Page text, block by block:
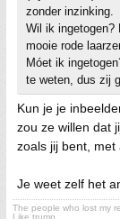
zonder inzinking.
Wil ik ingetogen?
mooie rode
Móet ik
te weten, dus zij
Kun je je
zou ze willen dat
zoals jij bent, met
Je weet zelf het
The people who lost my
Like trump...